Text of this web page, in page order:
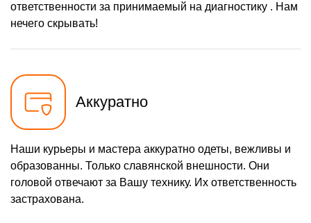
ответственности за принимаемый на диагностику . Нам
нечего скрывать!
Аккуратно
Наши курьеры и мастера аккуратно одеты, вежливы и
образованны. Только славянской внешности. Они
головой отвечают за Вашу технику. Их ответственность
застрахована.